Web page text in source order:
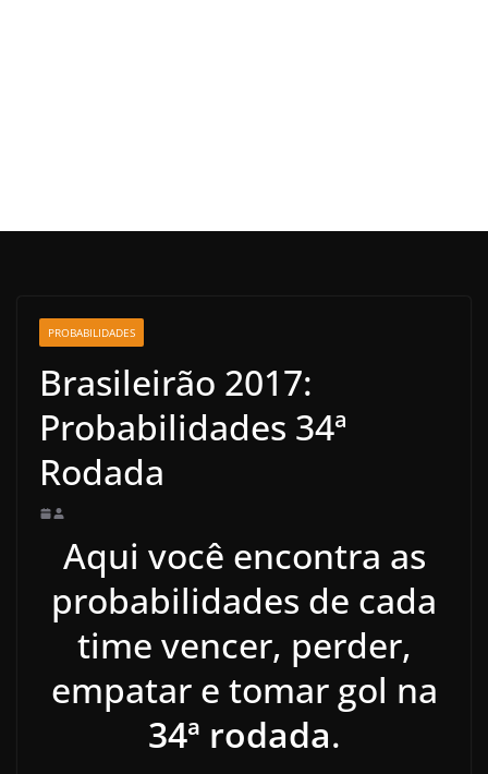
PROBABILIDADES
Brasileirão 2017:
Probabilidades 34ª
Rodada
Aqui você encontra as
probabilidades de cada
time vencer, perder,
empatar e tomar gol na
34ª rodada.